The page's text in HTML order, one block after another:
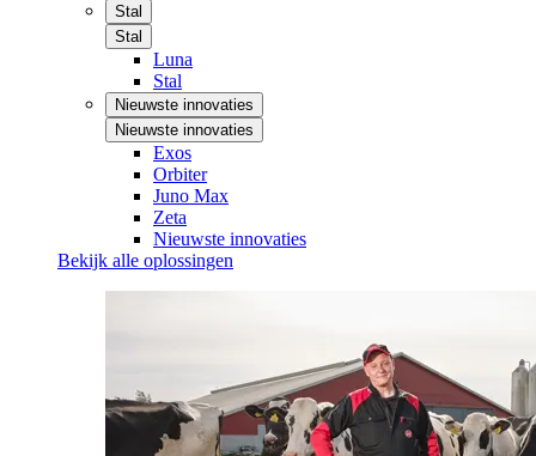
Stal
Stal
Luna
Stal
Nieuwste innovaties
Nieuwste innovaties
Exos
Orbiter
Juno Max
Zeta
Nieuwste innovaties
Bekijk alle oplossingen